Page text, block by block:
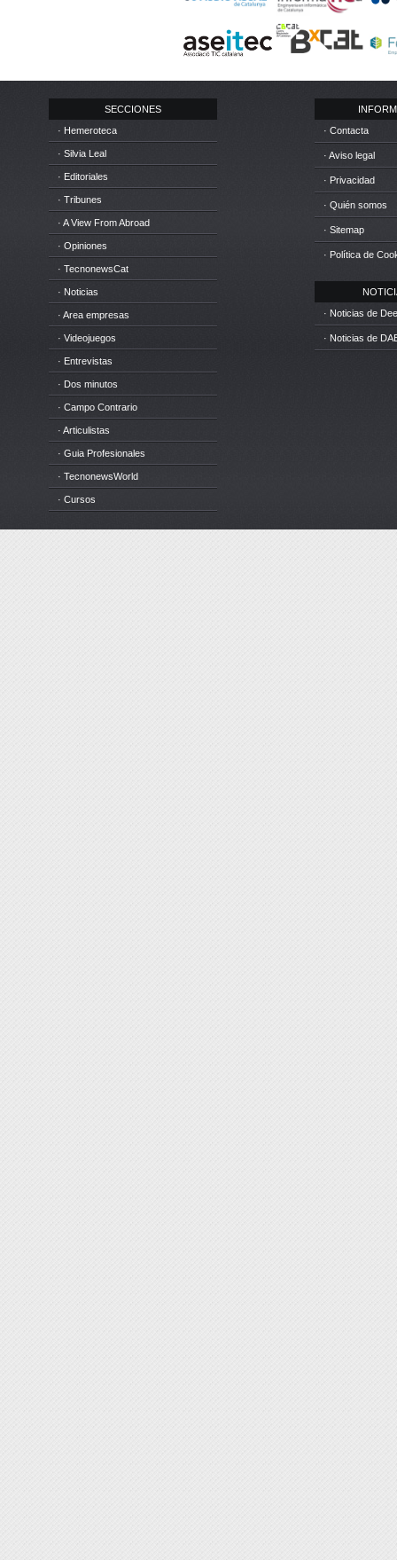
SECCIONES
· Hemeroteca
· Silvia Leal
· Editoriales
· Tribunes
· A View From Abroad
· Opiniones
· TecnonewsCat
· Noticias
· Area empresas
· Videojuegos
· Entrevistas
· Dos minutos
· Campo Contrario
· Articulistas
· Guia Profesionales
· TecnonewsWorld
· Cursos
· Contacta
· Aviso legal
· Privacidad
· Quién somos
· Sitemap
· Política de
· Noticias de
· Noticias de